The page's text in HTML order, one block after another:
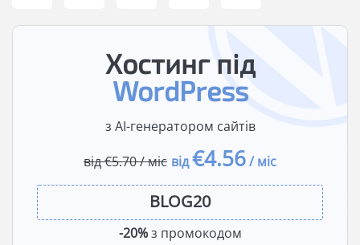
Хостинг під
WordPress
з AI-генератором сайтів
від €5.70 / міс від€4.56/ міс
-20%з промокодом